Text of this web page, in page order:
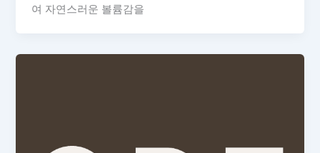
여 자연스러운 볼륨감을